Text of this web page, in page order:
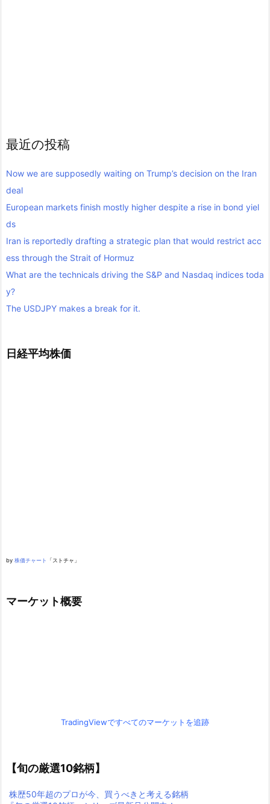
最近の投稿
Now we are supposedly waiting on Trump’s decision on the Iran
deal
European markets finish mostly higher despite a rise in bond yiel
ds
Iran is reportedly drafting a strategic plan that would restrict acc
ess through the Strait of Hormuz
What are the technicals driving the S&P and Nasdaq indices toda
y?
The USDJPY makes a break for it.
日経平均株価
by 株価チャート 「ストチャ」
マーケット概要
TradingViewですべてのマーケットを追跡
【旬の厳選10銘柄】
株歴50年超のプロが今、買うべきと考える銘柄